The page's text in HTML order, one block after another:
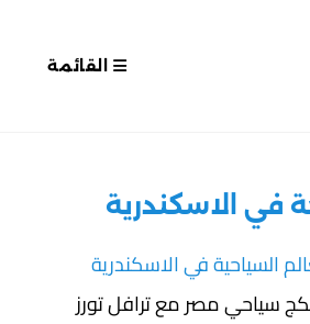
القائمة
في الاسكندرية
السياحية في الاسكندرية
سياحي مصر مع ترافل تورز